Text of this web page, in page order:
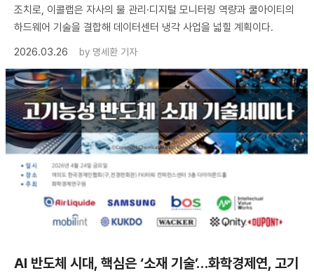
조치로, 이콜랩은 자사의 물 관리·디지털 모니터링 역량과 쿨아이티의
하드웨어 기술을 결합해 데이터센터 냉각 사업을 넓힐 계획이다.
2026.03.26
by 명세환 기자
AI 반도체 시대, 핵심은 ‘소재 기술’…화학경제연, 고기